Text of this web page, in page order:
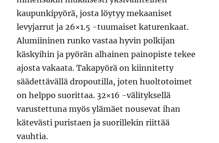
kaupunkipyörä, josta löytyy mekaaniset
levyjarrut ja 26×1.5 -tuumaiset katurenkaat.
Alumiininen runko vastaa hyvin polkijan
käskyihin ja pyörän alhainen painopiste tekee
ajosta vakaata. Takapyörä on kiinnitetty
säädettävällä dropoutilla, joten huoltotoimet
on helppo suorittaa. 32×16 -välityksellä
varustettuna myös ylämäet nousevat ihan
kätevästi puristaen ja suorillekin riittää
vauhtia.